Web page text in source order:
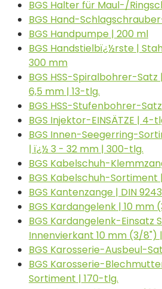
BGS Halter für Maul-/
BGS Hand-
BGS Handpumpe | 200 ml
BGS Handstielbï¿½rste |
300 mm
BGS HSS-Spiralbohrer-
6,5 mm | 13-tlg.
BGS HSS-Stufenbohrer-
BGS Injektor-EINSÄTZE | 4-
BGS Innen-Seegerring-
| ï¿½ 3 - 32 mm | 300-tlg.
BGS Kabelschuh-
BGS Kabelschuh-Sortiment
BGS Kantenzange | DIN
BGS Kardangelenk | 10 mm
BGS Kardangelenk-Einsatz
Innenvierkant 10 mm (3/8")
BGS Karosserie-Ausbeul-
BGS Karosserie-
Sortiment | 170-tlg.